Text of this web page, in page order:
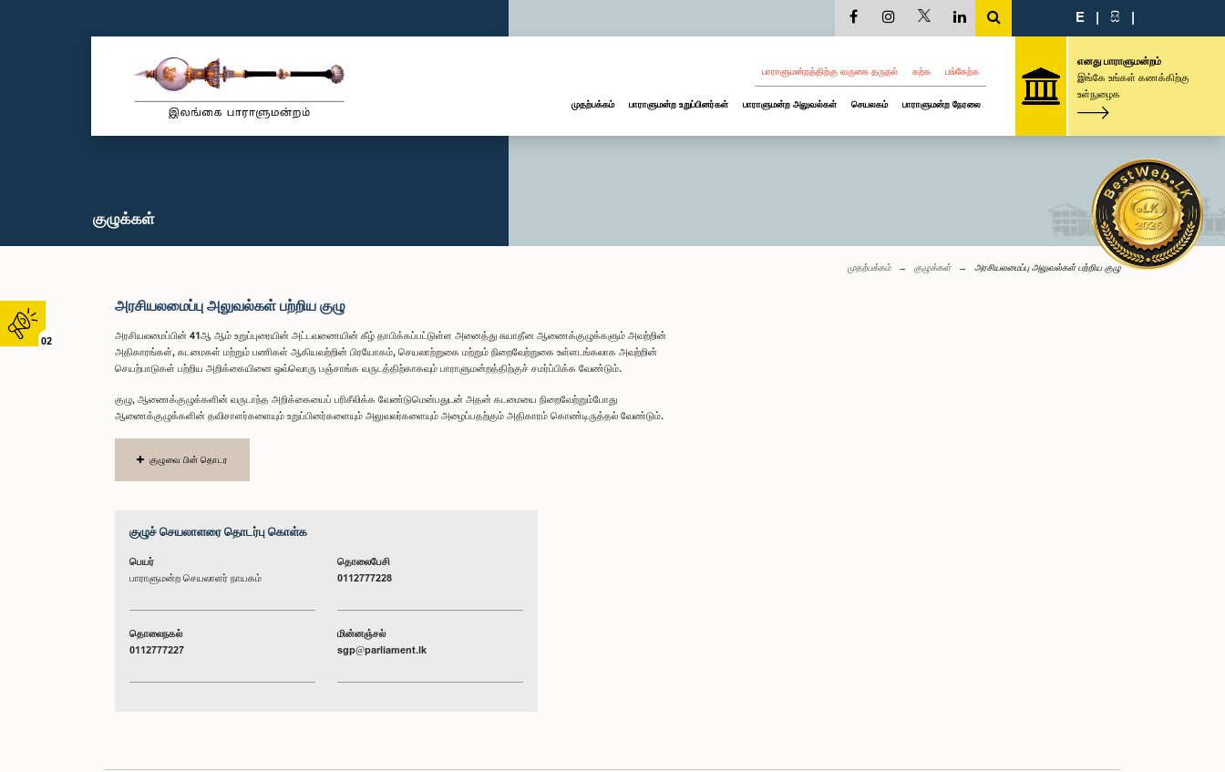
02
E | සි |
பாராளுமன்றத்திற்கு வருகை தருதல் கற்க பங்கேற்க
முதற்பக்கம் பாராளுமன்ற உறுப்பினர்கள் பாராளுமன்ற அலுவல்கள் செயலகம் பாராளுமன்ற நேரலை
எனது பாராளுமன்றம்
இங்கே உங்கள் கணக்கிற்கு
உள்நுழைக
குழுக்கள்
முதற்பக்கம் குழுக்கள் அரசியலமைப்பு அலுவல்கள் பற்றிய குழு
அரசியலமைப்பு அலுவல்கள் பற்றிய குழு
அரசியலமைப்பின் 41ஆ ஆம் உறுப்புரையின் அட்டவணையின் கீழ் தாபிக்கப்பட்டுள்ள அனைத்து சுயாதீன ஆணைக்குழுக்களும் அவற்றின்
அதிகாரங்கள், கடமைகள் மற்றும் பணிகள் ஆகியவற்றின் பிரயோகம், செயலாற்றுகை மற்றும் நிறைவேற்றுகை உள்ளடங்கலாக அவற்றின்
செயற்பாடுகள் பற்றிய அறிக்கையினை ஒவ்வொரு பஞ்சாங்க வருடத்திற்காகவும் பாராளுமன்றத்திற்குச் சமர்ப்பிக்க வேண்டும்.
குழு, ஆணைக்குழுக்களின் வருடாந்த அறிக்கையைப் பரிசீலிக்க வேண்டுமென்பதுடன் அதன் கடமையை நிறைவேற்றும்போது
ஆணைக்குழுக்களின் தவிசாளர்களையும் உறுப்பினர்களையும் அலுவலர்களையும் அழைப்பதற்கும் அதிகாரம் கொண்டிருத்தல் வேண்டும்.
குழுவை பின் தொடர
குழுச் செயலாளரை தொடர்பு கொள்க
பெயர்
பாராளுமன்ற செயலாளர் நாயகம்
தொலைபேசி
0112777228
தொலைநகல்
0112777227
மின்னஞ்சல்
sgp@parliament.lk